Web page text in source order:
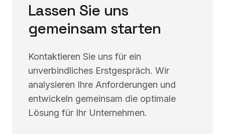
Lassen Sie uns
gemeinsam starten
Kontaktieren Sie uns für ein
unverbindliches Erstgespräch. Wir
analysieren Ihre Anforderungen und
entwickeln gemeinsam die optimale
Lösung für Ihr Unternehmen.